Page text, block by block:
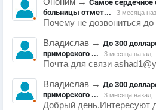
Самое сердечное
больницы отмет...
3 месяца
Почему не дозвониться до
Владислав → До 300
приморского ...
3 месяца назад
Почта для связи
Владислав → До 300
приморского ...
3 месяца назад
Добрый день.Интересуют